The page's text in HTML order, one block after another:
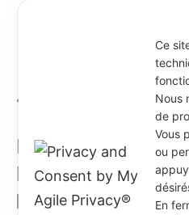
« Tous les Évènements
La Prieure
Délégation «
la Sagesse » –
Ce
Nous
de
Vous
ou
En